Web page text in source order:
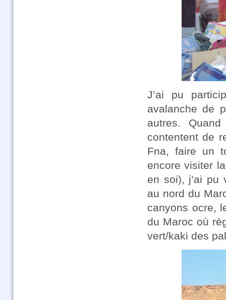
J’ai pu
avalanche de
autres.
contentent de
Fna, faire un
encore visiter
en soi), j’ai pu
au nord du
canyons ocre,
du Maroc où
vert/kaki des